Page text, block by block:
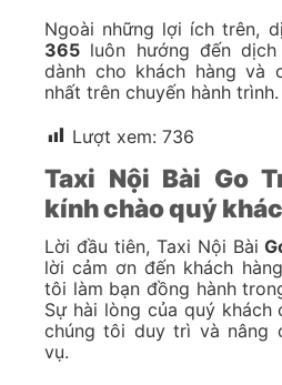
Ngoài những lợi ích trên,
365 luôn hướng đến
dành cho khách hàng và
nhất trên chuyến hành trình.
Lượt xem: 736
Taxi Nội Bài Go
kính chào quý
Lời đầu tiên, Taxi Nội Bài
lời cảm ơn đến khách
tôi làm bạn đồng hành
Sự hài lòng của quý khách
chúng tôi duy trì và nâng
vụ.